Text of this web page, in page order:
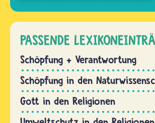
PASSENDE
Schöpfung + Verantwortung
Schöpfung in den
Gott in den Religionen